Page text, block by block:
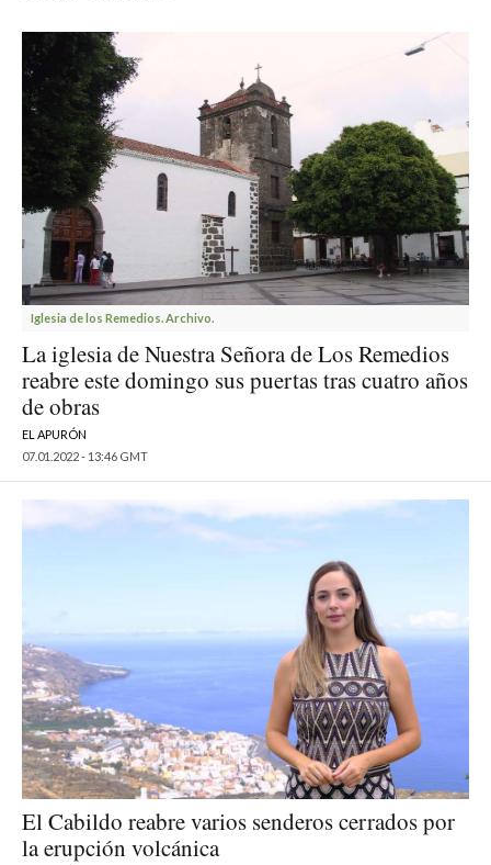
Iglesia de los Remedios. Archivo.
La iglesia de Nuestra Señora de Los Remedios
reabre este domingo sus puertas tras cuatro años
de obras
EL APURÓN
07.01.2022 - 13:46 GMT
El Cabildo reabre varios senderos cerrados por
la erupción volcánica